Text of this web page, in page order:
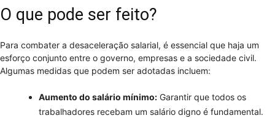
O que pode ser feito?
Para combater a desaceleração salarial, é essencial que haja um
esforço conjunto entre o governo, empresas e a sociedade civil.
Algumas medidas que podem ser adotadas incluem:
Aumento do salário mínimo: Garantir que todos os
trabalhadores recebam um salário digno é fundamental.